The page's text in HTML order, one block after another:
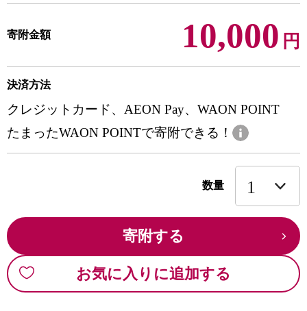
寄附金額 10,000 円
決済方法
クレジットカード、AEON Pay、WAON POINT
たまったWAON POINTで寄附できる！
数量
寄附する
お気に入りに追加する